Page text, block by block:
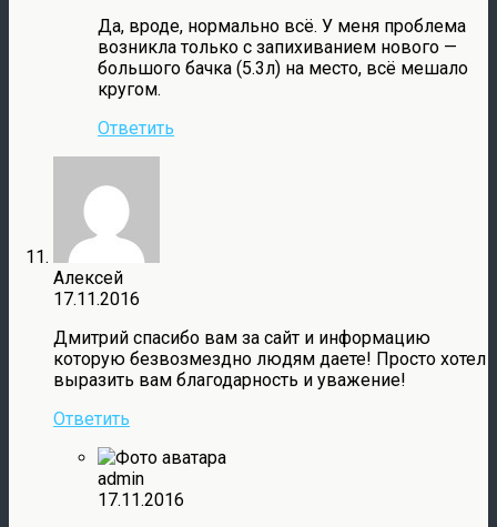
Да, вроде, нормально всё. У меня проблема
возникла только с запихиванием нового —
большого бачка (5.3л) на место, всё мешало
кругом.
Ответить
Алексей
17.11.2016
Дмитрий спасибо вам за сайт и информацию
которую безвозмездно людям даете! Просто хотел
выразить вам благодарность и уважение!
Ответить
admin
17.11.2016